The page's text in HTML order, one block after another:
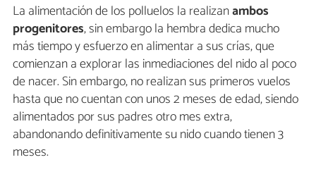
La alimentación de los polluelos la realizanambos
progenitores, sin embargo la hembra dedica mucho
más tiempo y esfuerzo en alimentar a sus crías, que
comienzan a explorar las inmediaciones del nido al poco
de nacer. Sin embargo, no realizan sus primeros vuelos
hasta que no cuentan con unos 2 meses de edad, siendo
alimentados por sus padres otro mes extra,
abandonando definitivamente su nido cuando tienen 3
meses.